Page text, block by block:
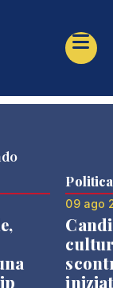
Politica
09 ago